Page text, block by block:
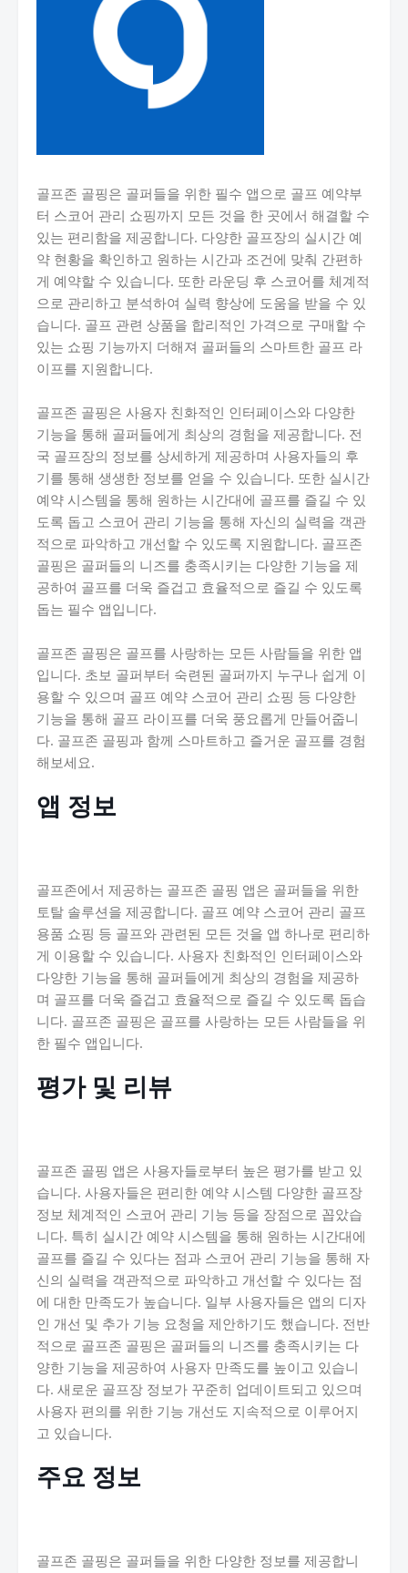
골프존 골핑은 골퍼들을 위한 필수 앱으로 골프 예약부
터 스코어 관리 쇼핑까지 모든 것을 한 곳에서 해결할 수
있는 편리함을 제공합니다. 다양한 골프장의 실시간 예
약 현황을 확인하고 원하는 시간과 조건에 맞춰 간편하
게 예약할 수 있습니다. 또한 라운딩 후 스코어를 체계적
으로 관리하고 분석하여 실력 향상에 도움을 받을 수 있
습니다. 골프 관련 상품을 합리적인 가격으로 구매할 수
있는 쇼핑 기능까지 더해져 골퍼들의 스마트한 골프 라
이프를 지원합니다.
골프존 골핑은 사용자 친화적인 인터페이스와 다양한
기능을 통해 골퍼들에게 최상의 경험을 제공합니다. 전
국 골프장의 정보를 상세하게 제공하며 사용자들의 후
기를 통해 생생한 정보를 얻을 수 있습니다. 또한 실시간
예약 시스템을 통해 원하는 시간대에 골프를 즐길 수 있
도록 돕고 스코어 관리 기능을 통해 자신의 실력을 객관
적으로 파악하고 개선할 수 있도록 지원합니다. 골프존
골핑은 골퍼들의 니즈를 충족시키는 다양한 기능을 제
공하여 골프를 더욱 즐겁고 효율적으로 즐길 수 있도록
돕는 필수 앱입니다.
골프존 골핑은 골프를 사랑하는 모든 사람들을 위한 앱
입니다. 초보 골퍼부터 숙련된 골퍼까지 누구나 쉽게 이
용할 수 있으며 골프 예약 스코어 관리 쇼핑 등 다양한
기능을 통해 골프 라이프를 더욱 풍요롭게 만들어줍니
다. 골프존 골핑과 함께 스마트하고 즐거운 골프를 경험
해보세요.
앱 정보
골프존에서 제공하는 골프존 골핑 앱은 골퍼들을 위한
토탈 솔루션을 제공합니다. 골프 예약 스코어 관리 골프
용품 쇼핑 등 골프와 관련된 모든 것을 앱 하나로 편리하
게 이용할 수 있습니다. 사용자 친화적인 인터페이스와
다양한 기능을 통해 골퍼들에게 최상의 경험을 제공하
며 골프를 더욱 즐겁고 효율적으로 즐길 수 있도록 돕습
니다. 골프존 골핑은 골프를 사랑하는 모든 사람들을 위
한 필수 앱입니다.
평가 및 리뷰
골프존 골핑 앱은 사용자들로부터 높은 평가를 받고 있
습니다. 사용자들은 편리한 예약 시스템 다양한 골프장
정보 체계적인 스코어 관리 기능 등을 장점으로 꼽았습
니다. 특히 실시간 예약 시스템을 통해 원하는 시간대에
골프를 즐길 수 있다는 점과 스코어 관리 기능을 통해 자
신의 실력을 객관적으로 파악하고 개선할 수 있다는 점
에 대한 만족도가 높습니다. 일부 사용자들은 앱의 디자
인 개선 및 추가 기능 요청을 제안하기도 했습니다. 전반
적으로 골프존 골핑은 골퍼들의 니즈를 충족시키는 다
양한 기능을 제공하여 사용자 만족도를 높이고 있습니
다. 새로운 골프장 정보가 꾸준히 업데이트되고 있으며
사용자 편의를 위한 기능 개선도 지속적으로 이루어지
고 있습니다.
주요 정보
골프존 골핑은 골퍼들을 위한 다양한 정보를 제공합니